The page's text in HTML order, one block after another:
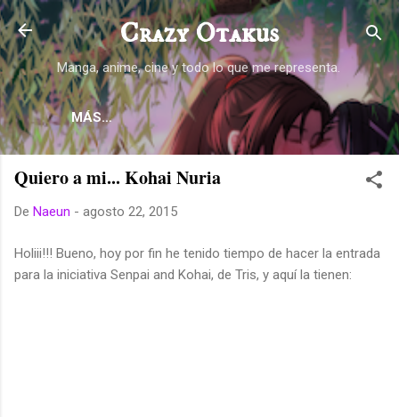
Ir al contenido principal
Crazy Otakus
Manga, anime, cine y todo lo que me representa.
MÁS…
Quiero a mi... Kohai Nuria
De Naeun - agosto 22, 2015
Holiii!!! Bueno, hoy por fin he tenido tiempo de hacer la entrada
para la iniciativa Senpai and Kohai, de Tris, y aquí la tienen: